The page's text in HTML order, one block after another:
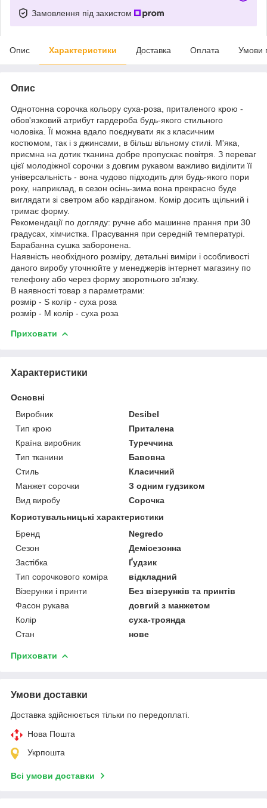
Замовлення під захистом
Опис Характеристики Доставка Оплата Умови
Опис
Однотонна сорочка кольору суха-роза, приталеного крою -
обов'язковий атрибут гардероба будь-якого стильного
чоловіка. Її можна вдало поєднувати як з класичним
костюмом, так і з джинсами, в більш вільному стилі. М'яка,
приємна на дотик тканина добре пропускає повітря. З переваг
цієї молодіжної сорочки з довгим рукавом важливо виділити її
універсальність - вона чудово підходить для будь-якого пори
року, наприклад, в сезон осінь-зима вона прекрасно буде
виглядати зі светром або кардіганом. Комір досить щільний і
тримає форму.
Рекомендації по догляду: ручне або машинне прання при 30
градусах, хімчистка. Прасування при середній температурі.
Барабанна сушка заборонена.
Наявність необхідного розміру, детальні виміри і особливості
даного виробу уточнюйте у менеджерів інтернет магазину по
телефону або через форму зворотнього зв'язку.
В наявності товар з параметрами:
розмір - S колір - суха роза
розмір - M колір - суха роза
Приховати
Характеристики
Основні
Виробник
Desibel
Тип крою
Приталена
Країна виробник
Туреччина
Тип тканини
Бавовна
Стиль
Класичний
Манжет сорочки
З одним гудзиком
Вид виробу
Сорочка
Користувальницькі характеристики
Бренд
Negredo
Сезон
Демісезонна
Застібка
Ґудзик
Тип сорочкового коміра
відкладний
Візерунки і принти
Без візерунків та принтів
Фасон рукава
довгий з манжетом
Колір
суха-троянда
Стан
нове
Приховати
Умови доставки
Доставка здійснюється тільки по передоплаті.
Нова Пошта
Укрпошта
Всі умови доставки